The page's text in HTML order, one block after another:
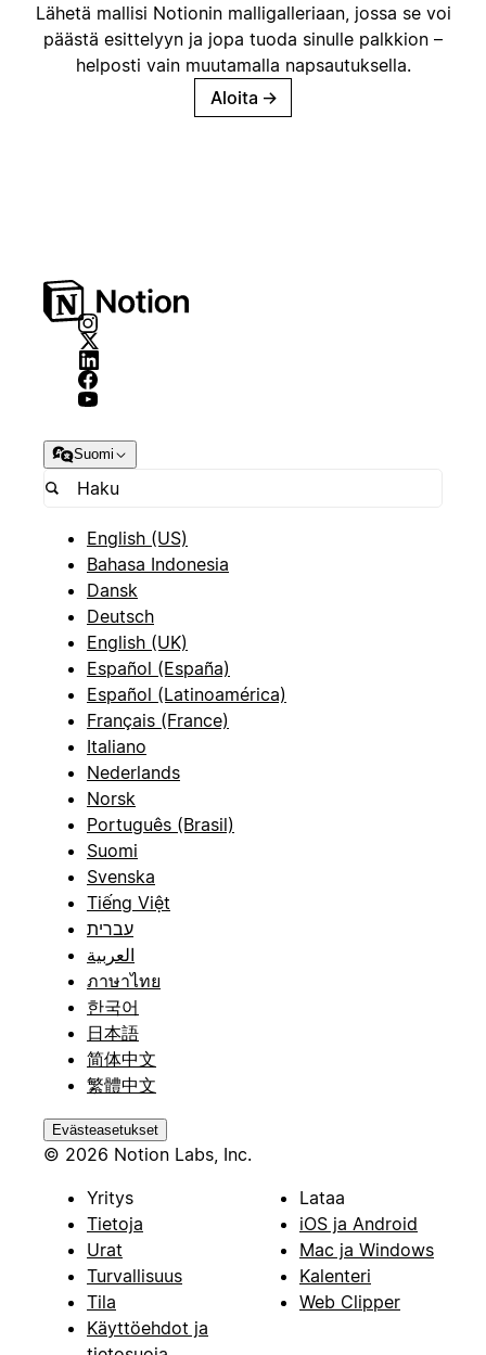
Lähetä mallisi Notionin malligalleriaan, jossa se voi
päästä esittelyyn ja jopa tuoda sinulle palkkion –
helposti vain muutamalla napsautuksella.
Aloita →
Suomi
English (US)
Bahasa Indonesia
Dansk
Deutsch
English (UK)
Español (España)
Español (Latinoamérica)
Français (France)
Italiano
Nederlands
Norsk
Português (Brasil)
Suomi
Svenska
Tiếng Việt
עברית
العربية
ภาษาไทย
한국어
日本語
简体中文
繁體中文
Evästeasetukset
© 2026 Notion Labs, Inc.
Yritys
Tietoja
Urat
Turvallisuus
Tila
Käyttöehdot ja
Lataa
iOS ja Android
Mac ja Windows
Kalenteri
Web Clipper